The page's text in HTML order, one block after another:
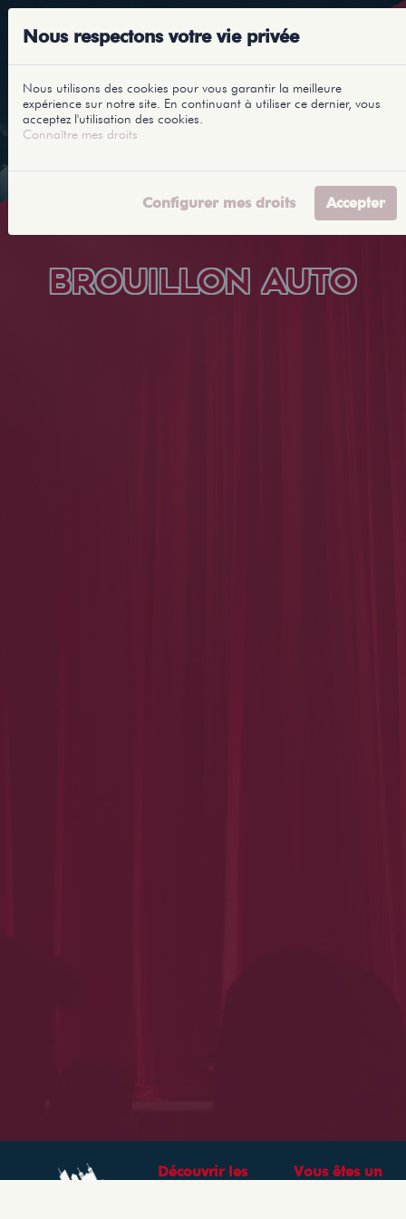
BROUILLON AUTO
Découvrir les
Vous êtes un
Nous respectons votre vie privée
Nous utilisons des cookies pour vous garantir la meilleure
expérience sur notre site. En continuant à utiliser ce dernier, vous
acceptez l'utilisation des cookies.
Connaître mes droits
Configurer mes droits Accepter